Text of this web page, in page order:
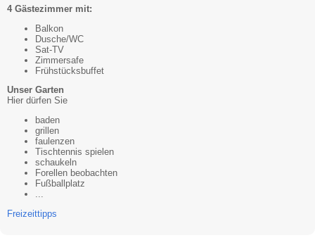
4 Gästezimmer mit:
Balkon
Dusche/WC
Sat-TV
Zimmersafe
Frühstücksbuffet
Unser Garten
Hier dürfen Sie
baden
grillen
faulenzen
Tischtennis spielen
schaukeln
Forellen beobachten
Fußballplatz
...
Freizeittipps